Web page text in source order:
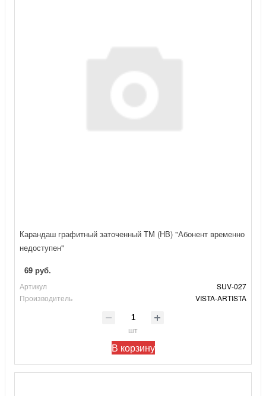
Карандаш графитный заточенный ТМ (HB) "Абонент временно
недоступен"
69 руб.
Артикул
SUV-027
Производитель
VISTA-ARTISTA
шт
В корзину